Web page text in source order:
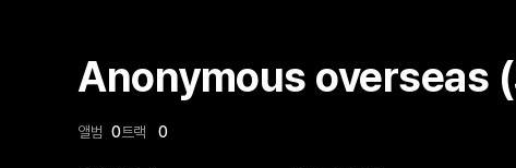
Anonymous overseas (
앨범 0트랙 0